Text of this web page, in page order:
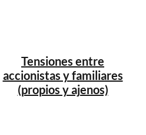
Tensiones entre
accionistas y familiares
(propios y ajenos)